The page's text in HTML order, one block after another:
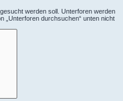
werden soll. Unterforen werden
„Unterforen durchsuchen“ unten nicht